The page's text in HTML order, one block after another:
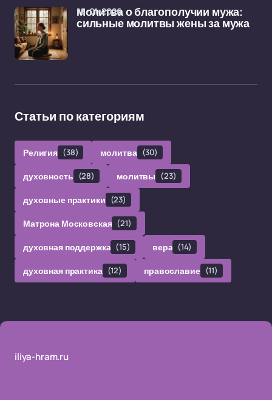
Молитва о благополучии мужа:
сильные молитвы жены за мужа
16-01-2026
Статьи по категориям
Религия (38) молитва (30)
духовность (28) молитвы (23)
духовные практики (23)
Матрона Московская (21)
духовная поддержка (15) вера (14)
духовная практика (12) православие (11)
iliya-hram.ru